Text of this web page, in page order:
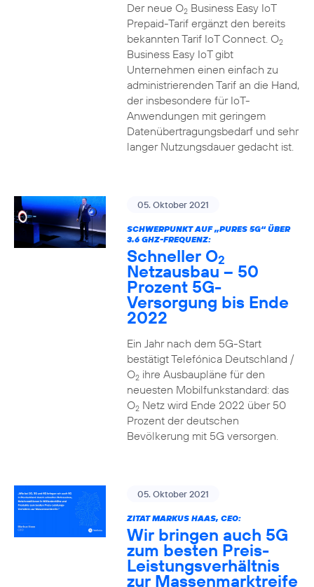
Der neue O2Business Easy IoT
Prepaid-Tarif ergänzt den bereits
bekannten Tarif IoT Connect. O2
Business Easy IoT gibt
Unternehmen einen einfach zu
administrierenden Tarif an die Hand,
der insbesondere für IoT-
Anwendungen mit geringem
Datenübertragungsbedarf und sehr
langer Nutzungsdauer gedacht ist.
05. Oktober 2021
SCHWERPUNKT AUF „PURES 5G“ ÜBER
3.6 GHZ-FREQUENZ:
Schneller O2
Netzausbau – 50
Prozent 5G-
Versorgung bis Ende
2022
Ein Jahr nach dem 5G-Start
bestätigt Telefónica Deutschland /
O2ihre Ausbaupläne für den
neuesten Mobilfunkstandard: das
O2Netz wird Ende 2022 über 50
Prozent der deutschen
Bevölkerung mit 5G versorgen.
05. Oktober 2021
ZITAT MARKUS HAAS, CEO:
Wir bringen auch 5G
zum besten Preis-
Leistungsverhältnis
zur Massenmarktreife